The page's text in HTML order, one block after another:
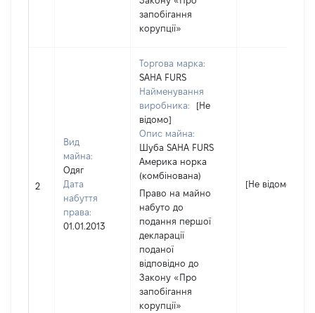
запобігання
корупції»
2
Вид
майна:
Одяг
Дата
набуття
права:
01.01.2013
Торгова марка:
SAHA FURS
Найменування
виробника:
[Не
відомо]
Опис майна:
Шуба SAHA FURS
Америка норка
(комбінована)
Право на майно
набуто до
подання першої
декларації
поданої
відповідно до
Закону «Про
запобігання
корупції»
[Не відомо]